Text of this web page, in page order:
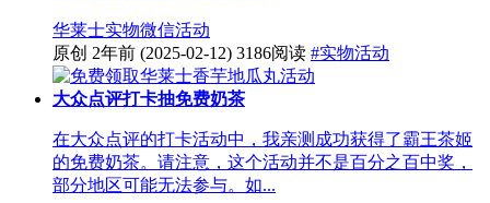
华莱士实物微信活动
原创 2年前 (2025-02-12) 3186阅读 #实物活动
大众点评打卡抽免费奶茶
在大众点评的打卡活动中，我亲测成功获得了霸王茶姬
的免费奶茶。请注意，这个活动并不是百分之百中奖，
部分地区可能无法参与。如...